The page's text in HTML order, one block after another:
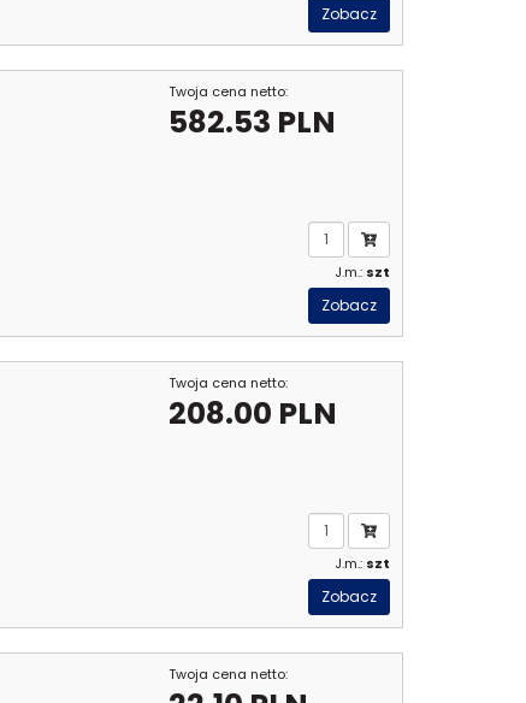
Zobacz
Twoja cena netto:
582.53 PLN
J.m.: szt
Zobacz
Twoja cena netto:
208.00 PLN
J.m.: szt
Zobacz
Twoja cena netto: